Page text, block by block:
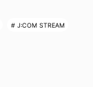
J:COM STREAM